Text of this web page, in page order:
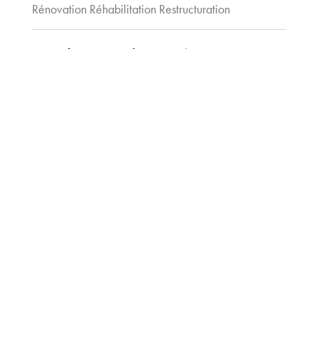
Rénovation Réhabilitation Restructuration
Type de construction — Scolaire